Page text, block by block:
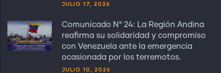
JULIO 17, 2026
Comunicado N° 24: La Región Andina
reafirma su solidaridad y compromiso
con Venezuela ante la emergencia
ocasionada por los terremotos.
JULIO 10, 2026